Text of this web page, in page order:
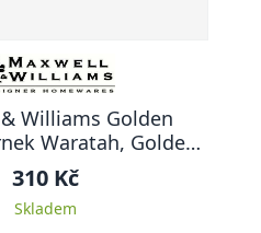
Williams Golden
Waratah, Golden
400 ml
310 Kč
Skladem